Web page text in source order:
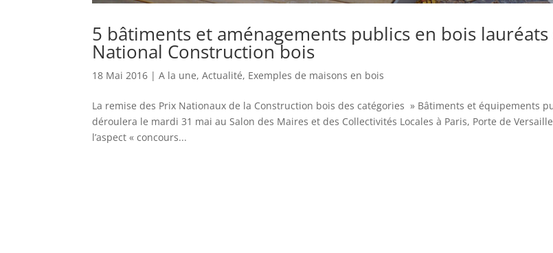
5 bâtiments et aménagements publics en bois
National Construction bois
18 Mai 2016 |A la une,Actualité, Exemples de maisons en bois
La remise des Prix Nationaux de la Construction bois des catégories » Bâtiments et équipements
déroulera le mardi 31 mai au Salon des Maires et des Collectivités Locales à Paris, Porte de
l’aspect « concours...